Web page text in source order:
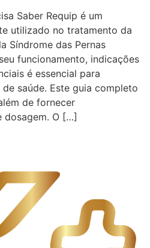
Saber Requip é um
utilizado no tratamento da
Síndrome das Pernas
funcionamento, indicações
é essencial para
saúde. Este guia completo
de fornecer
dosagem. O […]